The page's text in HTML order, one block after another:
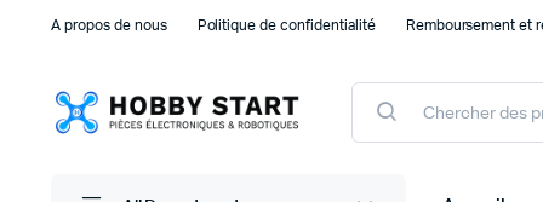
A propos de nous Politique de confidentialité Remboursement et
Products
search